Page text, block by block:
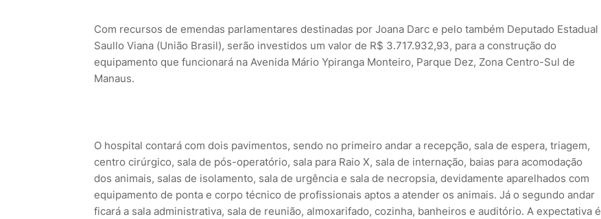
Com recursos de emendas parlamentares destinadas por Joana Darc e pelo também Deputado Estadual
Saullo Viana (União Brasil), serão investidos um valor de R$ 3.717.932,93, para a construção do
equipamento que funcionará na Avenida Mário Ypiranga Monteiro, Parque Dez, Zona Centro-Sul de
Manaus.
O hospital contará com dois pavimentos, sendo no primeiro andar a recepção, sala de espera, triagem,
centro cirúrgico, sala de pós-operatório, sala para Raio X, sala de internação, baias para acomodação
dos animais, salas de isolamento, sala de urgência e sala de necropsia, devidamente aparelhados com
equipamento de ponta e corpo técnico de profissionais aptos a atender os animais. Já o segundo andar
ficará a sala administrativa, sala de reunião, almoxarifado, cozinha, banheiros e auditório. A expectativa é